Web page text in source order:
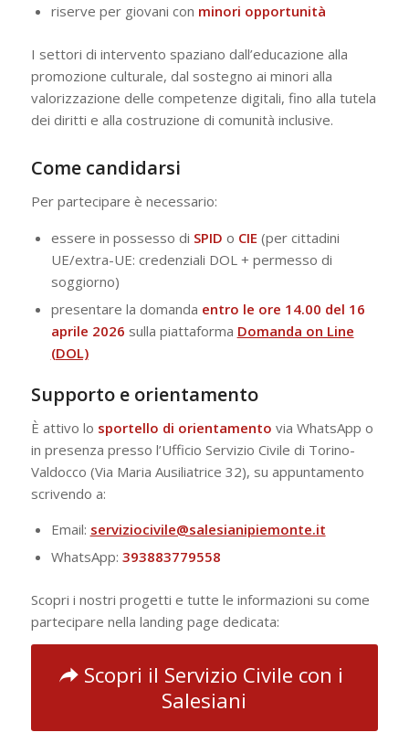
riserve per giovani con minori opportunità
I settori di intervento spaziano dall’educazione alla
promozione culturale, dal sostegno ai minori alla
valorizzazione delle competenze digitali, fino alla tutela
dei diritti e alla costruzione di comunità inclusive.
Come candidarsi
Per partecipare è necessario:
essere in possesso di SPID o CIE (per cittadini
UE/extra-UE: credenziali DOL + permesso di
soggiorno)
presentare la domanda entro le ore 14.00 del 16
aprile 2026 sulla piattaforma Domanda on Line
(DOL)
Supporto e orientamento
È attivo lo sportello di orientamento via WhatsApp o
in presenza presso l’Ufficio Servizio Civile di Torino-
Valdocco (Via Maria Ausiliatrice 32), su appuntamento
scrivendo a:
Email: serviziocivile@salesianipiemonte.it
WhatsApp: 393883779558
Scopri i nostri progetti e tutte le informazioni su come
partecipare nella landing page dedicata:
Scopri il Servizio Civile con i
Salesiani